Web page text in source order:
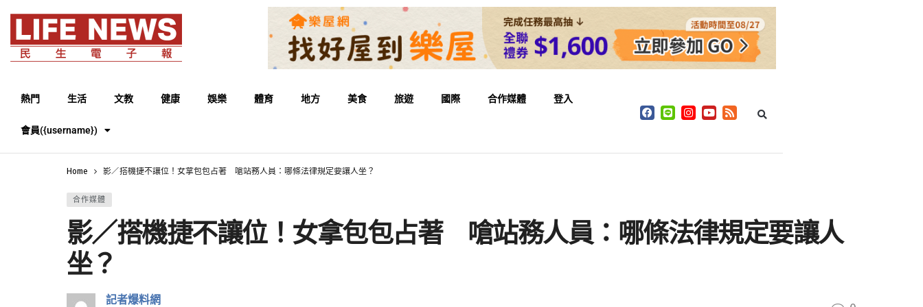
熱門 生活 文教 健康 娛樂 體育 地方 美食 旅遊 國際 合作媒體 登入
會員({username})
Home 影／搭機捷不讓位！女拿包包占著 嗆站務人員：哪條法律規定要讓人坐？
合作媒體
影／搭機捷不讓位！女拿包包占著 嗆站務人員：哪條法律規定要讓人
坐？
記者爆料網